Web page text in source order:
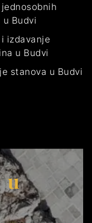
u Budvi
izdavanje
u Budvi
stanova u Budvi
u